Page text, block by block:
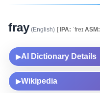
fray (English) [IPA: ˈfreɪ ASM:
▶AI Dictionary Details
▶Wikipedia